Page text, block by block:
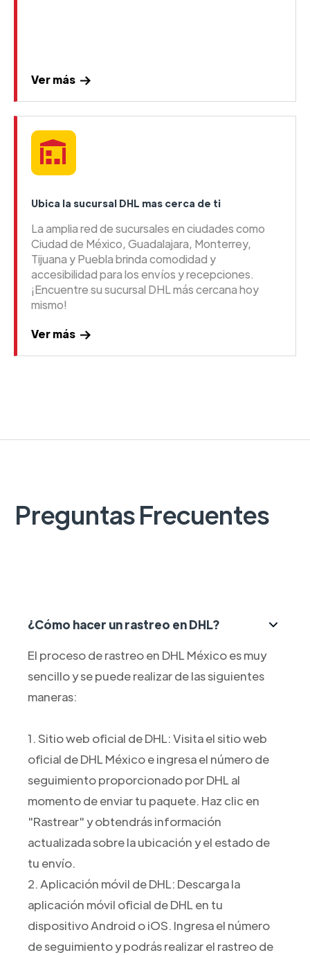
Ver más
Ubica la sucursal DHL mas cerca de ti
La amplia red de sucursales en ciudades como
Ciudad de México, Guadalajara, Monterrey,
Tijuana y Puebla brinda comodidad y
accesibilidad para los envíos y recepciones.
¡Encuentre su sucursal DHL más cercana hoy
mismo!
Ver más
Preguntas Frecuentes
¿Cómo hacer un rastreo en DHL?
El proceso de rastreo en DHL México es muy
sencillo y se puede realizar de las siguientes
maneras:
1. Sitio web oficial de DHL: Visita el sitio web
oficial de DHL México e ingresa el número de
seguimiento proporcionado por DHL al
momento de enviar tu paquete. Haz clic en
"Rastrear" y obtendrás información
actualizada sobre la ubicación y el estado de
tu envío.
2. Aplicación móvil de DHL: Descarga la
aplicación móvil oficial de DHL en tu
dispositivo Android o iOS. Ingresa el número
de seguimiento y podrás realizar el rastreo de